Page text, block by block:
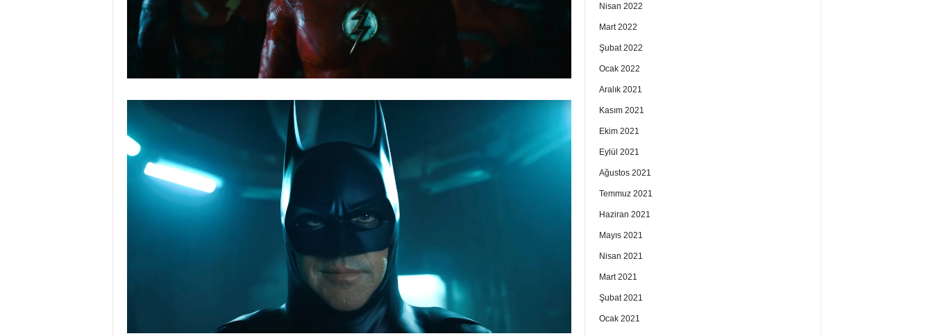
Nisan 2022
Mart 2022
Şubat 2022
Ocak 2022
Aralık 2021
Kasım 2021
Ekim 2021
Eylül 2021
Ağustos 2021
Temmuz 2021
Haziran 2021
Mayıs 2021
Nisan 2021
Mart 2021
Şubat 2021
Ocak 2021